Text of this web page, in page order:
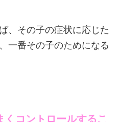
、その子の症状に応じた
一番その子のためになる
くコントロールするこ